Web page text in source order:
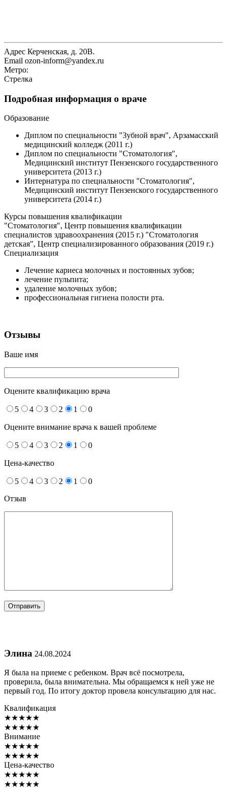
Адрес Керченская, д. 20В.
Email ozon-inform@yandex.ru
Метро:
Стрелка
Подробная информация о враче
Образование
Диплом по специальности "Зубной врач", Арзамасский
медицинский колледж (2011 г.)
Диплом по специальности "Стоматология",
Медицинский институт Пензенского государственного
университета (2013 г.)
Интернатура по специальности "Стоматология",
Медицинский институт Пензенского государственного
университета (2014 г.)
Курсы повышения квалификации
"Стоматология", Центр повышения квалификации
специалистов здравоохранения (2015 г.) "Стоматология
детская", Центр специализированного образования (2019 г.)
Специализация
Лечение кариеса молочных и постоянных зубов;
лечение пульпита;
удаление молочных зубов;
профессиональная гигиена полости рта.
Отзывы
Ваше имя
Оцените квалификацию врача
5 4 3 2 1 0
Оцените внимание врача к вашей проблеме
5 4 3 2 1 0
Цена-качество
5 4 3 2 1
0
Отзыв
Элина 24.08.2024
Я была на приеме с ребенком. Врач всё посмотрела,
проверила, была внимательна. Мы обращаемся к ней уже не
первый год. По итогу доктор провела консультацию для нас.
Квалификация
★★★★★
★★★★★
Внимание
★★★★★
★★★★★
Цена-качество
★★★★★
★★★★★